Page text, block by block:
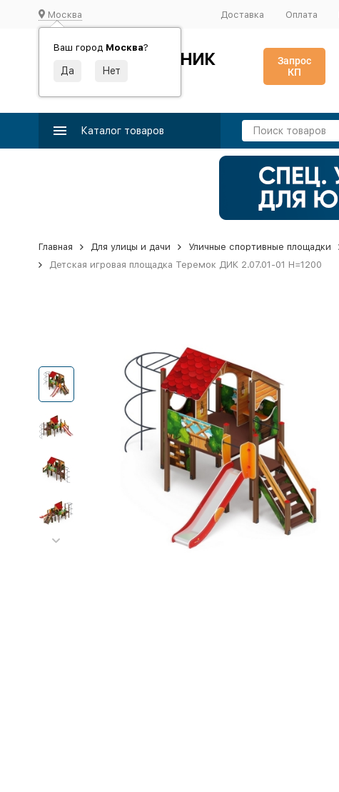
Москва
Ваш город Москва?
Доставка Оплата
ИДЕАЛЬНЫЙ ТУРНИК
Производство и поставка спортивного оборудования
Запрос
КП
Каталог товаров
Главная Для улицы и дачи Уличные спортивные площадки
Детская игровая площадка Теремок ДИК 2.07.01-01 H=1200